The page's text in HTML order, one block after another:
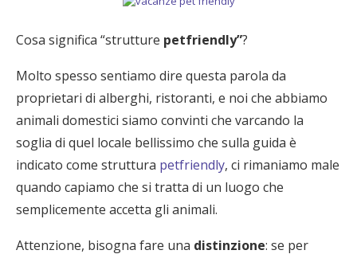
Cosa significa “strutture petfriendly”?
Molto spesso sentiamo dire questa parola da
proprietari di alberghi, ristoranti, e noi che abbiamo
animali domestici siamo convinti che varcando la
soglia di quel locale bellissimo che sulla guida è
indicato come struttura petfriendly, ci rimaniamo male
quando capiamo che si tratta di un luogo che
semplicemente accetta gli animali.
Attenzione, bisogna fare una distinzione: se per